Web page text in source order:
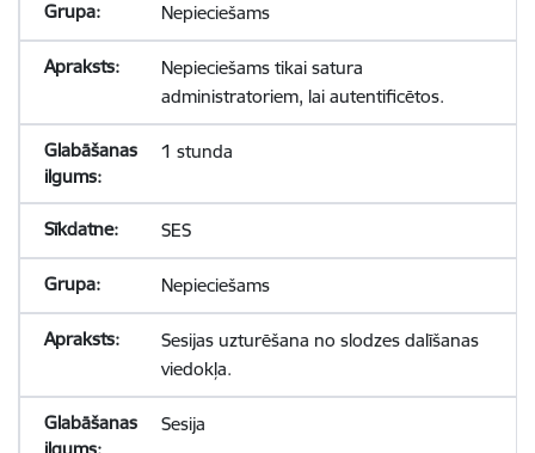
Nepieciešams
Nepieciešams tikai satura
administratoriem, lai autentificētos.
1 stunda
SES
Nepieciešams
Sesijas uzturēšana no slodzes dalīšanas
viedokļa.
Sesija